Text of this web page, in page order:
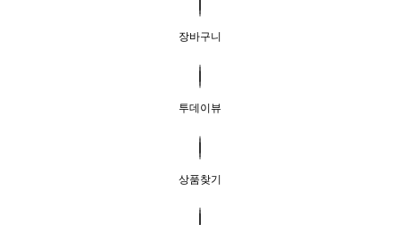
장바구니
투데이뷰
상품찾기